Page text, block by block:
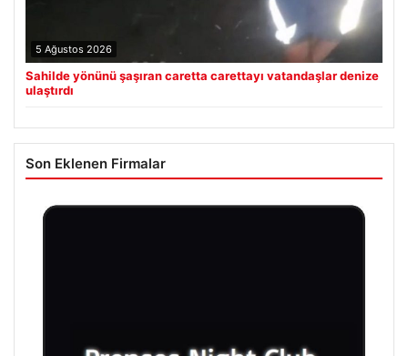
5 Ağustos 2026
Sahilde yönünü şaşıran caretta carettayı vatandaşlar denize
ulaştırdı
Son Eklenen Firmalar